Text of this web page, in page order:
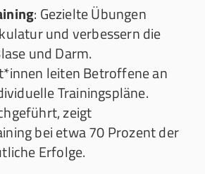
: Gezielte Übungen
und verbessern die
und Darm.
leiten Betroffene an
Trainingspläne.
zeigt
bei etwa 70 Prozent der
Erfolge.